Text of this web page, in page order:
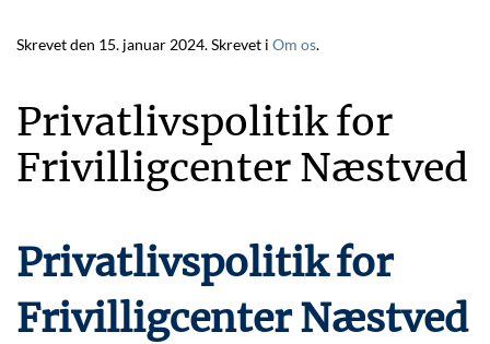
Skrevet den 15. januar 2024. Skrevet i Om os.
Privatlivspolitik for
Frivilligcenter Næstved
Privatlivspolitik for
Frivilligcenter Næstved